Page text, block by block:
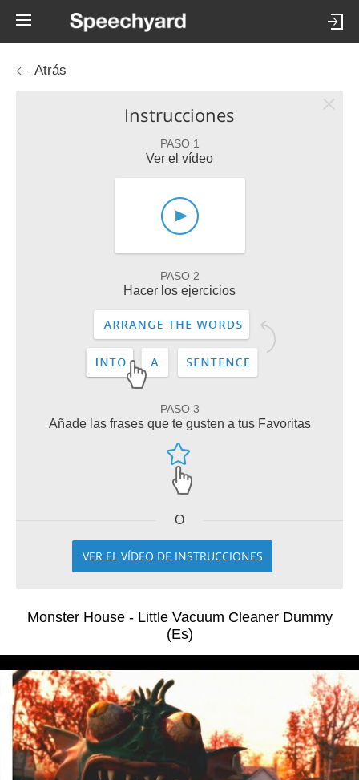
Atrás
Instrucciones
PASO 1
Ver el vídeo
PASO 2
Hacer los ejercicios
PASO 3
Añade las frases que te gusten a tus Favoritas
O
VER EL VÍDEO DE INSTRUCCIONES
Monster House - Little Vacuum Cleaner Dummy
(Es)